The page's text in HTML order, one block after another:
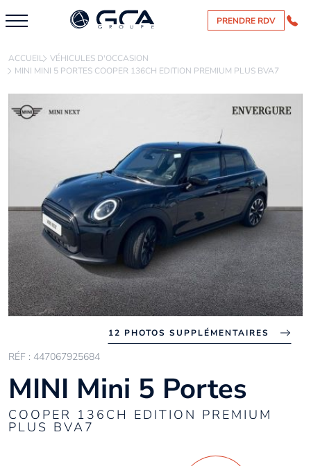
PRENDRE RDV
ACCUEIL VÉHICULES D'OCCASION
MINI MINI 5 PORTES COOPER 136CH EDITION PREMIUM PLUS BVA7
12 PHOTOS SUPPLÉMENTAIRES
RÉF : 447067925684
MINI Mini 5 Portes
COOPER 136CH EDITION PREMIUM
PLUS BVA7